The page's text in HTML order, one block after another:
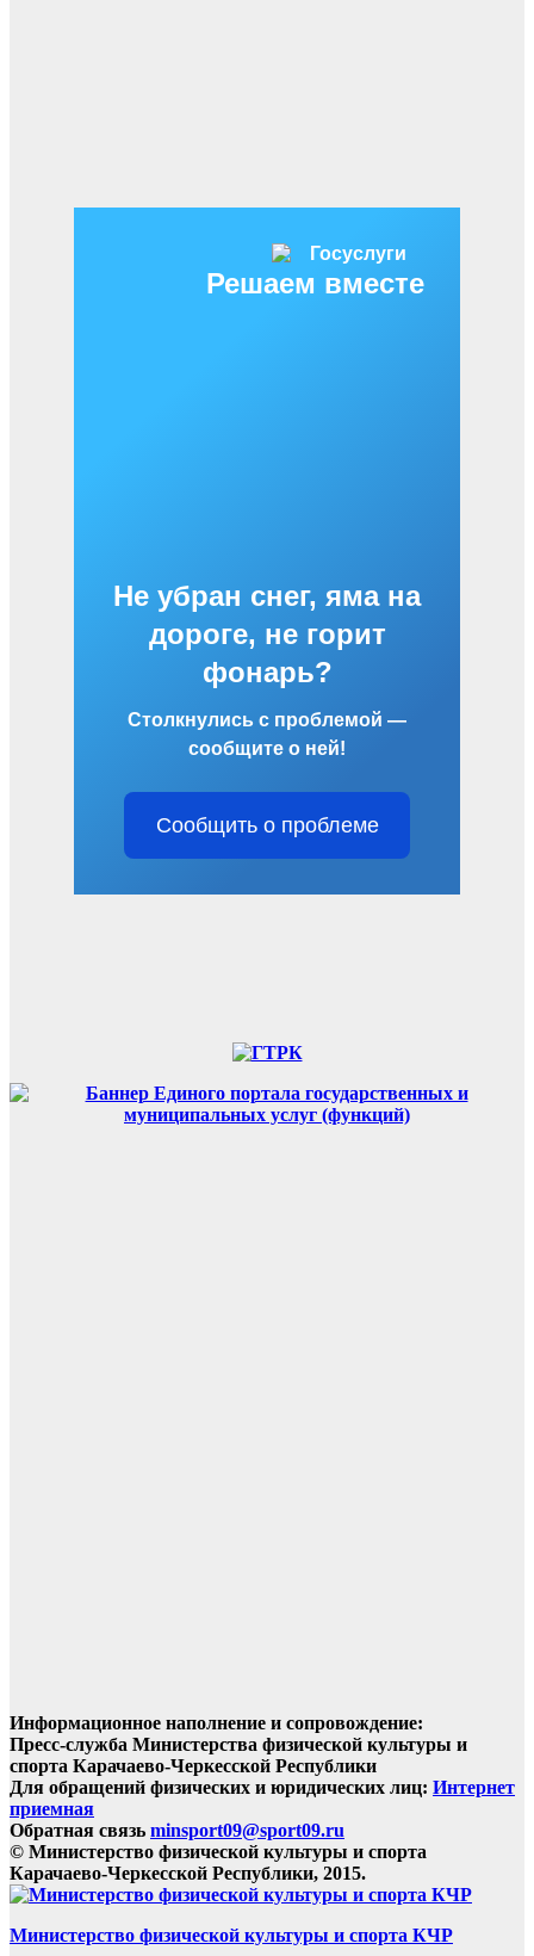
Решаем вместе
Не убран снег, яма на
дороге, не горит
фонарь?
Столкнулись с проблемой —
сообщите о ней!
Сообщить о проблеме
Информационное наполнение и сопровождение:
Пресс-служба Министерства физической культуры и
спорта Карачаево-Черкесской Республики
Для обращений физических и юридических лиц: Интернет
приемная
Обратная связь minsport09@sport09.ru
© Министерство физической культуры и спорта
Карачаево-Черкесской Республики, 2015.
Министерство физической культуры и спорта КЧР